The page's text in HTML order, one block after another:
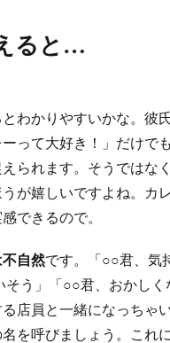
ると…
わかりやすいかな。彼
って大好き！」だけで
られます。そうではな
が嬉しいですよね。カ
できるので。
自然です。「○○君、気
そう」「○○君、おかし
店員と一緒になっちゃ
を呼びましょう。これ